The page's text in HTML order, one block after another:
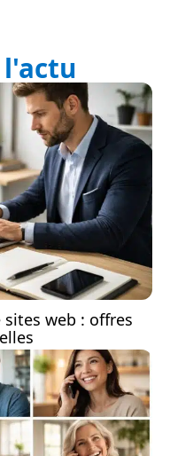
l'actu
web : offres